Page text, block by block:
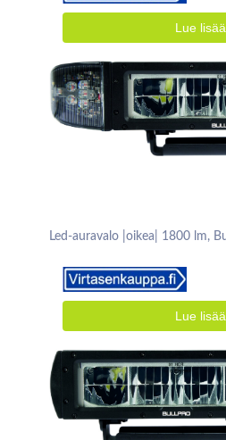
Lue lisää
Led-auravalo |oikea| 1800 lm,
Lue lisää